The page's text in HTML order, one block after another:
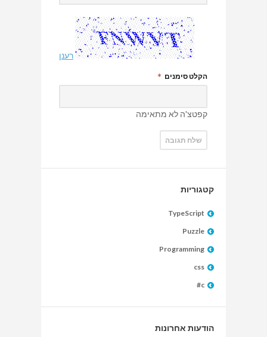
רענן
הקלט סימנים
קפטצ'ה לא מתאימה
קטגוריות
TypeScript
Puzzle
Programming
css
c#
הודעות אחרונות